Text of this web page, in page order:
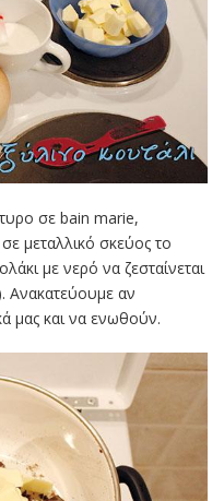
σε bain marie,
μεταλλικό σκεύος το
με νερό να ζεσταίνεται
Ανακατεύουμε αν
μας και να ενωθούν.